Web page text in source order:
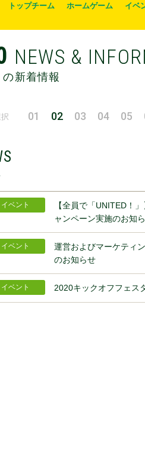
トップチーム ホームゲーム
イベ
NEWS &
の新着情報
01 02 03 04 05
イベント
【全員で「UNITED！
ャンペーン実施のお知
イベント
運営およびマーケティ
のお知らせ
イベント 2020キックオフフェス